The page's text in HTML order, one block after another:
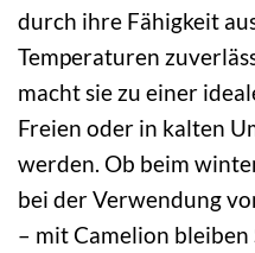
durch ihre Fähigkeit
Temperaturen
macht sie zu einer
Freien oder in kalten
werden. Ob beim
bei der Verwendung
– mit Camelion